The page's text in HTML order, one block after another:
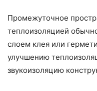
Промежуточное
теплоизоляцией
слоем клея или
улучшению
звукоизоляцию